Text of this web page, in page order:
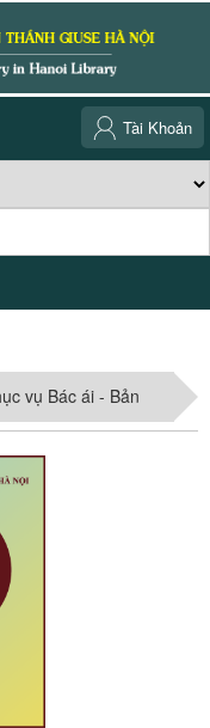
Tài Khoản
vụ Bác ái - Bản